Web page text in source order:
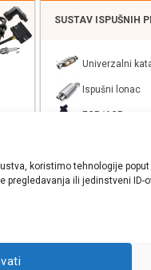
koristimo tehnologije
pregledavanja ili jedinstveni
SUSTAV ISPUŠNIH
Univerzalni
Ispušni lonac
EGR/AGR
- Auto Krešo -
dijelova za sve vrste i